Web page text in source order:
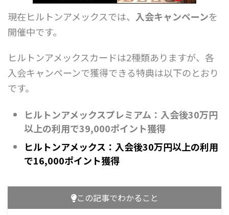
現在ヒルトンアメックスでは、 入会キャンペーンを
開催中です。
ヒルトンアメックスカードは2種類ありますが、各
入会キャンペーンで獲得できる特典は以下のとおり
です。
ヒルトンアメックスプレミアム：入会後30万円
以上の利用で39,000ポイント獲得
ヒルトンアメックス：入会後30万円以上の利用
で16,000ポイント獲得
この記事でわかること